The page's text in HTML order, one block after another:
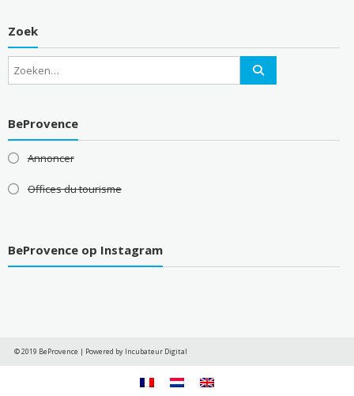
Zoek
BeProvence
Annoncer
Offices du tourisme
BeProvence op Instagram
© 2019 BeProvence | Powered by Incubateur Digital